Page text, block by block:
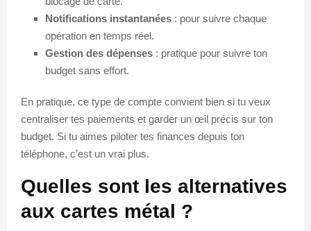
Notifications instantanées : pour suivre chaque
opération en temps réel.
Gestion des dépenses : pratique pour suivre ton
budget sans effort.
En pratique, ce type de compte convient bien si tu veux
centraliser tes paiements et garder un œil précis sur ton
budget. Si tu aimes piloter tes finances depuis ton
téléphone, c’est un vrai plus.
Quelles sont les alternatives
aux cartes métal ?